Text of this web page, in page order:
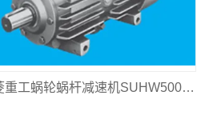
三菱重工蜗轮蜗杆减速机SUHW500L-16